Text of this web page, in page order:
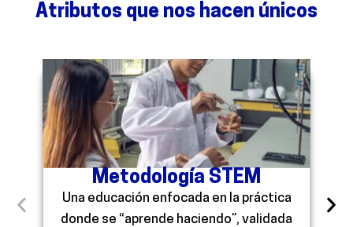
Atributos que nos hacen únicos
Metodología STEM
Una educación enfocada en la práctica
donde se “aprende haciendo”, validada